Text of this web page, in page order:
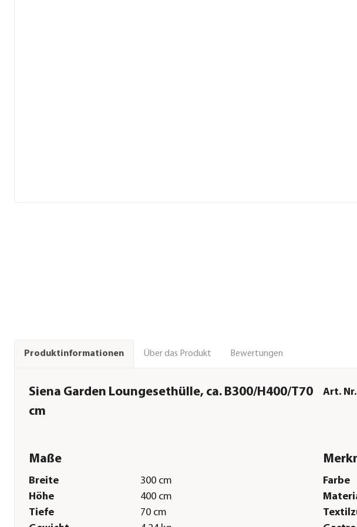
Produktinformationen Über das Produkt Bewertungen
Siena Garden Loungesethülle, ca. B300/H400/T70
cm
Art. Nr.
Maße
Breite
300 cm
Höhe
400 cm
Tiefe
70 cm
Farbe